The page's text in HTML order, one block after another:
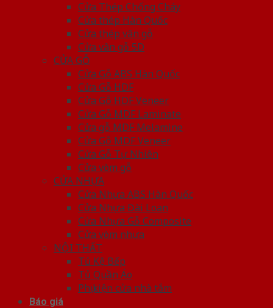
Cửa Thép Chống Cháy
Cửa thép Hàn Quốc
Cửa thép vân gỗ
Cửa vân gỗ 5D
CỬA GỖ
Cửa Gỗ ABS Hàn Quốc
Cửa Gỗ HDF
Cửa Gỗ HDF Veneer
Cửa Gỗ MDF Laminate
Cửa gỗ MDF Melamine
Cửa Gỗ MDF Veneer
Cửa Gỗ Tự Nhiên
Cửa vòm gỗ
CỬA NHỰA
Cửa Nhựa ABS Hàn Quốc
Cửa Nhựa Đài Loan
Cửa Nhựa Gỗ Composite
Cửa vòm nhựa
NỘI THẤT
Tủ Kệ Bếp
Tủ Quần Áo
Phụ kiện cửa nhà tắm
Báo giá